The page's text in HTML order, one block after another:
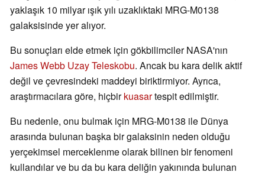
yaklaşık 10 milyar ışık yılı uzaklıktaki MRG-M0138
galaksisinde yer alıyor.
Bu sonuçları elde etmek için gökbilimciler NASA'nın
James Webb Uzay Teleskobu. Ancak bu kara delik aktif
değil ve çevresindeki maddeyi biriktirmiyor. Ayrıca,
araştırmacılara göre, hiçbirkuasartespit edilmiştir.
Bu nedenle, onu bulmak için MRG-M0138 ile Dünya
arasında bulunan başka bir galaksinin neden olduğu
yerçekimsel merceklenme olarak bilinen bir fenomeni
kullandılar ve bu da bu kara deliğin yakınında bulunan